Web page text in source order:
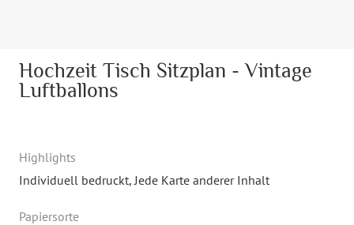
Hochzeit Tisch Sitzplan - Vintage
Luftballons
Highlights
Individuell bedruckt, Jede Karte anderer Inhalt
Papiersorte